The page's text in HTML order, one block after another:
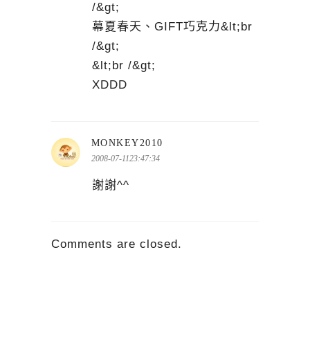
/&gt;
幕夏春天、GIFT巧克力&lt;br
/&gt;
&lt;br /&gt;
XDDD
MONKEY2010
2008-07-1123:47:34
謝謝^^
Comments are closed.